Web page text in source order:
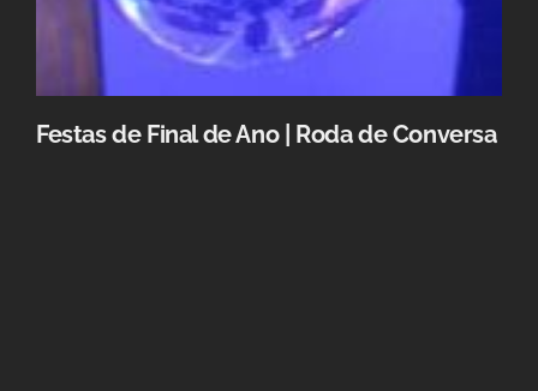
Festas de Final de Ano | Roda de Conversa